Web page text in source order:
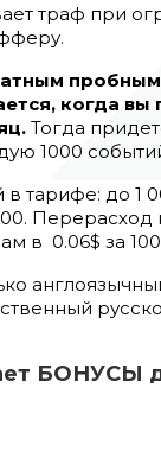
траф при
когда вы
Тогда
1000
тарифе: до 1
Перерасход
в 0.06$ за
БОНУСЫ